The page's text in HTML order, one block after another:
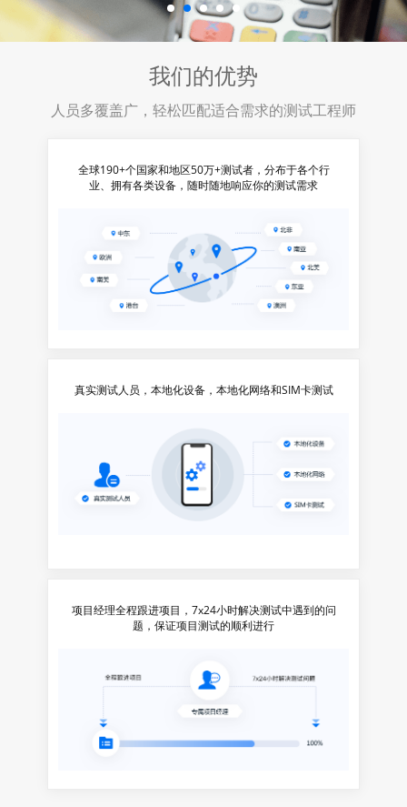
我们的优势
人员多覆盖广，轻松匹配适合需求的测试工程师
全球190+个国家和地区50万+测试者，分布于各个行
业、拥有各类设备，随时随地响应你的测试需求
真实测试人员，本地化设备，本地化网络和SIM卡测试
项目经理全程跟进项目，7x24小时解决测试中遇到的问
题，保证项目测试的顺利进行